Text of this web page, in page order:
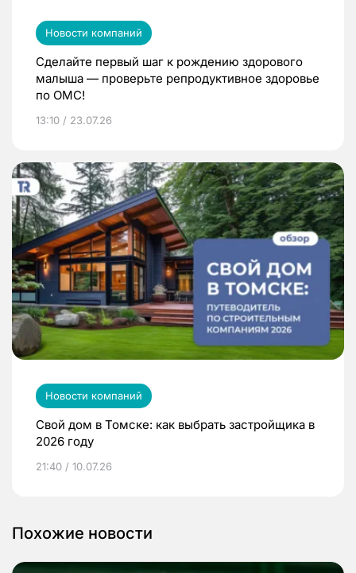
Новости компаний
Сделайте первый шаг к рождению здорового
малыша — проверьте репродуктивное здоровье
по ОМС!
13:10 / 23.07.26
Новости компаний
Свой дом в Томске: как выбрать застройщика в
2026 году
21:40 / 10.07.26
Похожие новости